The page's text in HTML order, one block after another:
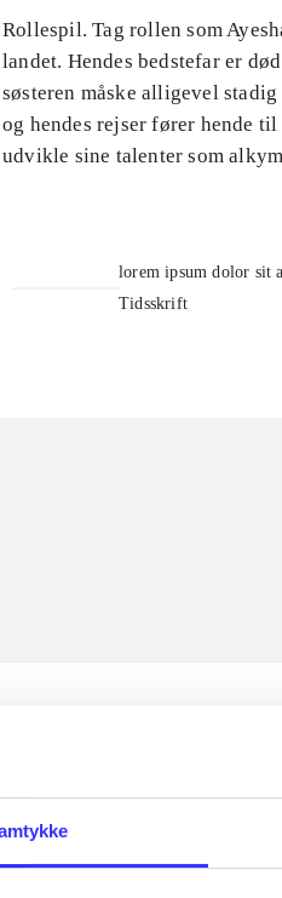
Rollespil. Tag rollen som
landet. Hendes bedstefar er
søsteren måske alligevel
og hendes rejser fører hende
udvikle sine talenter som
lorem ipsum dolor sit
Tidsskrift
...